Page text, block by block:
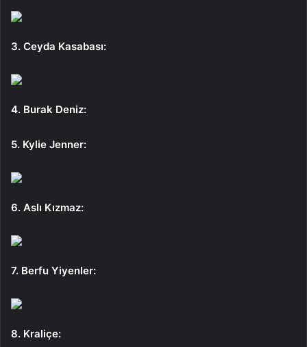
3. Ceyda Kasabası:
4. Burak Deniz:
5. Kylie Jenner:
6. Aslı Kızmaz:
7. Berfu Yiyenler:
8. Kraliçe: